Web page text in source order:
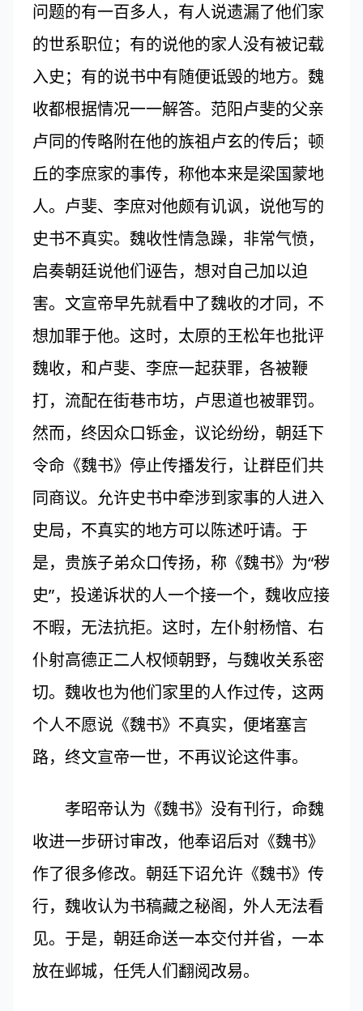
问题的有一百多人，有人说遗漏了他们家
的世系职位；有的说他的家人没有被记载
入史；有的说书中有随便诋毁的地方。魏
收都根据情况一一解答。范阳卢斐的父亲
卢同的传略附在他的族祖卢玄的传后；顿
丘的李庶家的事传，称他本来是梁国蒙地
人。卢斐、李庶对他颇有讥讽，说他写的
史书不真实。魏收性情急躁，非常气愤，
启奏朝廷说他们诬告，想对自己加以迫
害。文宣帝早先就看中了魏收的才同，不
想加罪于他。这时，太原的王松年也批评
魏收，和卢斐、李庶一起获罪，各被鞭
打，流配在街巷市坊，卢思道也被罪罚。
然而，终因众口铄金，议论纷纷，朝廷下
令命《魏书》停止传播发行，让群臣们共
同商议。允许史书中牵涉到家事的人进入
史局，不真实的地方可以陈述吁请。于
是，贵族子弟众口传扬，称《魏书》为“秽
史”，投递诉状的人一个接一个，魏收应接
不暇，无法抗拒。这时，左仆射杨愔、右
仆射高德正二人权倾朝野，与魏收关系密
切。魏收也为他们家里的人作过传，这两
个人不愿说《魏书》不真实，便堵塞言
路，终文宣帝一世，不再议论这件事。
孝昭帝认为《魏书》没有刊行，命魏
收进一步研讨审改，他奉诏后对《魏书》
作了很多修改。朝廷下诏允许《魏书》传
行，魏收认为书稿藏之秘阁，外人无法看
见。于是，朝廷命送一本交付并省，一本
放在邺城，任凭人们翻阅改易。